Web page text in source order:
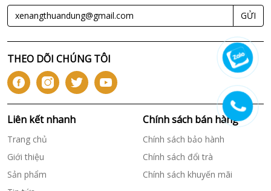
GỬI
THEO DÕI CHÚNG TÔI
Liên kết nhanh
Trang chủ
Giới thiệu
Sản phẩm
Chính sách bán hàng
Chính sách bảo hành
Chính sách đổi trà
Chính sách khuyến mãi